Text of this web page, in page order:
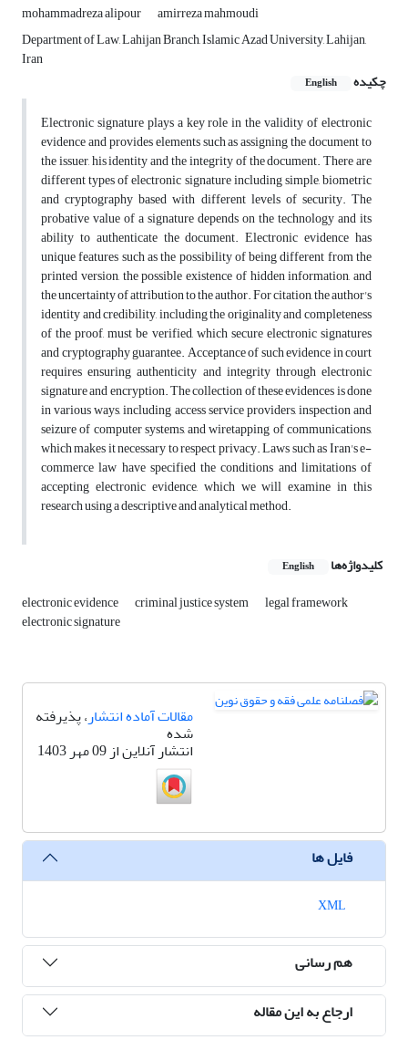
mohammadreza alipour
amirreza mahmoudi
Department of Law, Lahijan Branch, Islamic Azad University, Lahijan,
Iran
چکیده
English
Electronic signature plays a key role in the validity of electronic
evidence and provides elements such as assigning the document to
the issuer, his identity and the integrity of the document. There are
different types of electronic signature including simple, biometric
and cryptography based with different levels of security. The
probative value of a signature depends on the technology and its
ability to authenticate the document. Electronic evidence has
unique features such as the possibility of being different from the
printed version, the possible existence of hidden information, and
the uncertainty of attribution to the author. For citation, the author's
identity and credibility, including the originality and completeness
of the proof, must be verified, which secure electronic signatures
and cryptography guarantee. Acceptance of such evidence in court
requires ensuring authenticity and integrity through electronic
signature and encryption. The collection of these evidences is done
in various ways, including access service providers, inspection and
seizure of computer systems, and wiretapping of communications,
which makes it necessary to respect privacy. Laws such as Iran's e-
commerce law have specified the conditions and limitations of
accepting electronic evidence, which we will examine in this
research using a descriptive and analytical method.
کلیدواژه‌ها English
electronic evidence criminal justice system legal framework
electronic signature
مقالات آماده انتشار، پذیرفته
شده
انتشار آنلاین از 09 مهر 1403
فایل ها
هم رسانی
ارجاع به این مقاله